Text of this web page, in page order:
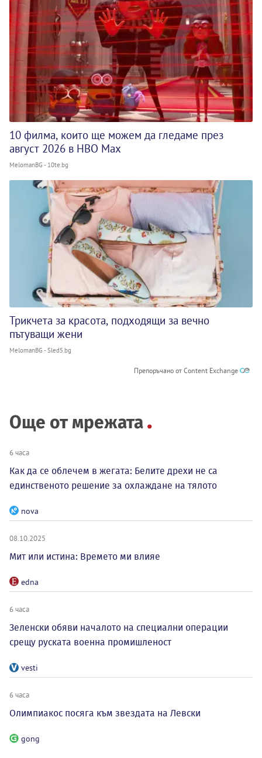
10 филма, които ще можем да гледаме през
август 2026 в HBO Max
MelomanBG - 10te.bg
Трикчета за красота, подходящи за вечно
пътуващи жени
MelomanBG - Sled5.bg
Препоръчано от Content Exchange
Още от мрежата
6 часа
Как да се облечем в жегата: Белите дрехи не са
единственото решение за охлаждане на тялото
nova
08.10.2025
Мит или истина: Времето ми влияе
edna
6 часа
Зеленски обяви началото на специални операции
срещу руската военна промишленост
vesti
6 часа
Олимпиакос посяга към звездата на Левски
gong